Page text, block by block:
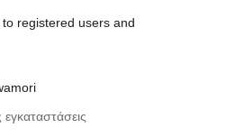
registered users and